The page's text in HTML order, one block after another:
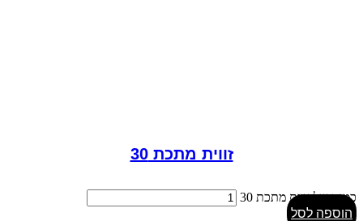
זווית מתכת 30
כמות של זווית מתכת 30
הוספה לסל